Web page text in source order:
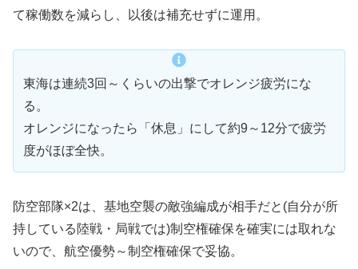
て稼働数を減らし、以後は補充せずに運用。
東海は連続3回～くらいの出撃でオレンジ疲労にな
る。
オレンジになったら「休息」にして約9～12分で疲労
度がほぼ全快。
防空部隊×2は、基地空襲の敵強編成が相手だと(自分が所
持している陸戦・局戦では)制空権確保を確実には取れな
いので、航空優勢～制空権確保で妥協。